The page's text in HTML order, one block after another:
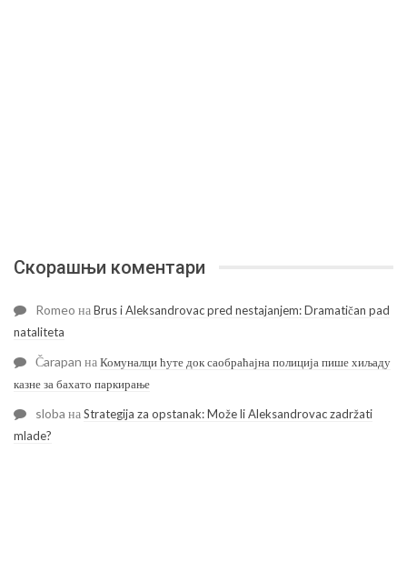
Скорашњи коментари
Romeo наBrus i Aleksandrovac pred nestajanjem: Dramatičan pad
nataliteta
Čarapan наКомуналци ћуте док саобраћајна полиција пише хиљаду
казне за бахато паркирање
sloba наStrategija za opstanak: Može li Aleksandrovac zadržati
mlade?